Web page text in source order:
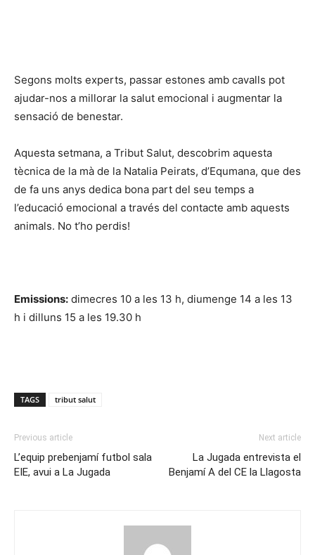
Segons molts experts, passar estones amb cavalls pot
ajudar-nos a millorar la salut emocional i augmentar la
sensació de benestar.
Aquesta setmana, a Tribut Salut, descobrim aquesta
tècnica de la mà de la Natalia Peirats, d’Equmana, que des
de fa uns anys dedica bona part del seu temps a
l’educació emocional a través del contacte amb aquests
animals. No t’ho perdis!
Emissions: dimecres 10 a les 13 h, diumenge 14 a les 13
h i dilluns 15 a les 19.30 h
TAGS tribut salut
Previous article
L’equip prebenjamí futbol sala
EIE, avui a La Jugada
Next article
La Jugada entrevista el
Benjamí A del CE la Llagosta